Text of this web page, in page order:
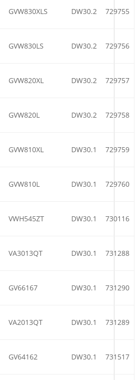
GVW830XLS DW30.2 729755
GVW830LS DW30.2 729756
GVW820XL DW30.2 729757
GVW820L DW30.2 729758
GVW810XL DW30.1 729759
GVW810L DW30.1 729760
VWH545ZT DW30.1 730116
VA3013QT DW30.1 731288
GV66167 DW30.1 731290
VA2013QT DW30.1 731289
GV64162 DW30.1 731517